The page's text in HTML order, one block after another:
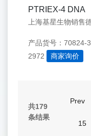
PTRIEX-4 DNA
产品货号：70824-3
2972
商家询价
共179
条结果
Prev
15